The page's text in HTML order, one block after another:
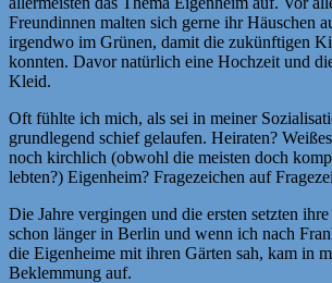
Freundinnen malten sich gerne ihr Häuschen
irgendwo im Grünen, damit die zukünftigen
konnten. Davor natürlich eine Hochzeit und
Kleid.
Oft fühlte ich mich, als sei in meiner
grundlegend schief gelaufen. Heiraten?
noch kirchlich (obwohl die meisten doch
lebten?) Eigenheim? Fragezeichen auf
Die Jahre vergingen und die ersten setzten
schon länger in Berlin und wenn ich nach
die Eigenheime mit ihren Gärten sah, kam in
Beklemmung auf.